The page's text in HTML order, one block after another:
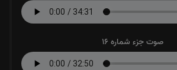
صوت جزء شماره 16